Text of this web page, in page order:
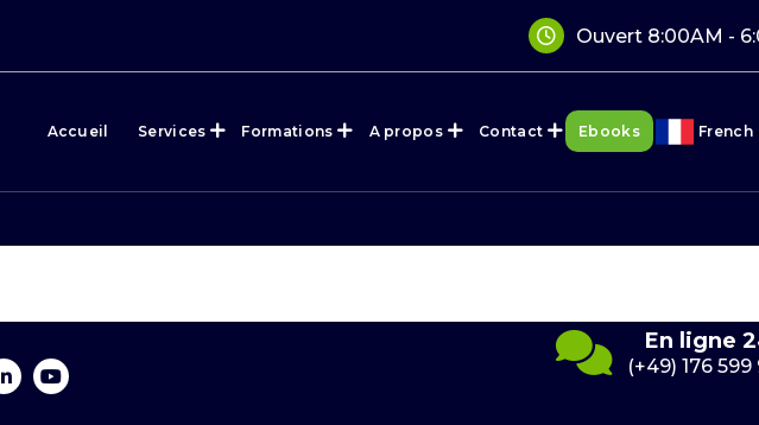
Ouvert 8:00AM -
Accueil Services Formations A propos Contact Ebooks French
(+49) 176 599 941 10
En ligne
(+49) 176 599